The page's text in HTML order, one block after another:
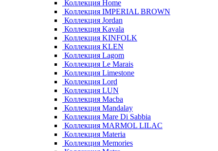
Коллекция Home
Коллекция IMPERIAL BROWN
Коллекция Jordan
Коллекция Kavala
Коллекция KINFOLK
Коллекция KLEN
Коллекция Lagom
Коллекция Le Marais
Коллекция Limestone
Коллекция Lord
Коллекция LUN
Коллекция Macba
Коллекция Mandalay
Коллекция Mare Di Sabbia
Коллекция MARMOL LILAC
Коллекция Materia
Коллекция Memories